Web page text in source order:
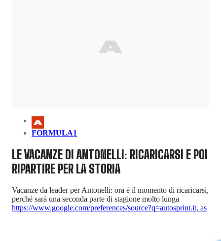
FORMULA1
LE VACANZE DI ANTONELLI: RICARICARSI E POI
RIPARTIRE PER LA STORIA
Vacanze da leader per Antonelli: ora è il momento di ricaricarsi,
perché sarà una seconda parte di stagione molto lunga
https://www.google.com/preferences/source?q=autosprint.it, as